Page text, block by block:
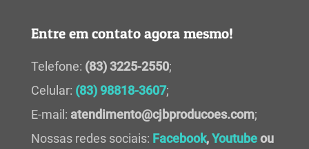
Entre em contato agora mesmo!
Telefone: (83) 3225-2550;
Celular: (83) 98818-3607;
E-mail: atendimento@cjbproducoes.com;
Nossas redes sociais: Facebook,Youtubeou